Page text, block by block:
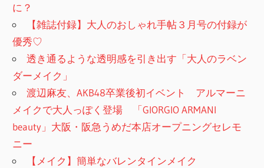
に？
【雑誌付録】大人のおしゃれ手帖３月号の付録が
優秀♡
透き通るような透明感を引き出す「大人のラベン
ダーメイク」
渡辺麻友、AKB48卒業後初イベント アルマーニ
メイクで大人っぽく登場 「GIORGIO ARMANI
beauty」大阪・阪急うめだ本店オープニングセレモ
ニー
【メイク】簡単なバレンタインメイク